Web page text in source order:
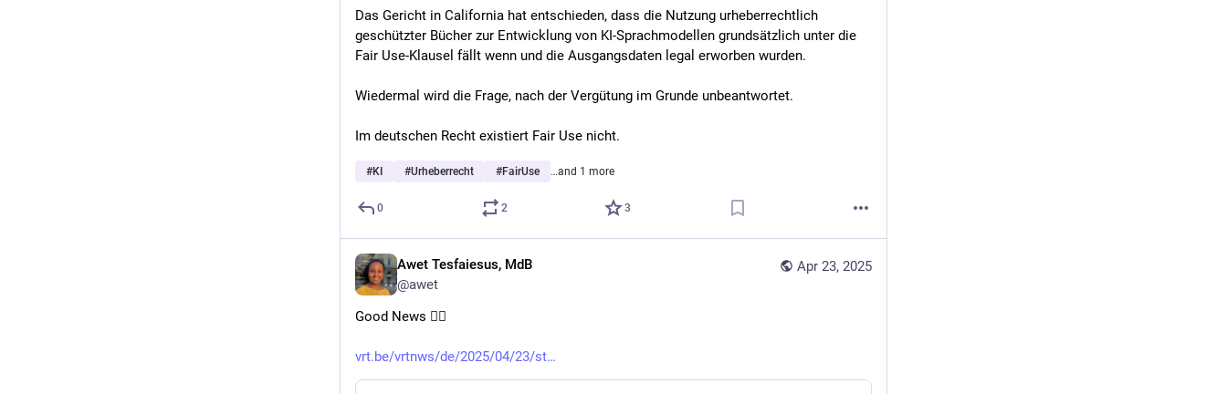
Das Gericht in California hat entschieden, dass die Nutzung urheberrechtlich
geschützter Bücher zur Entwicklung von KI-Sprachmodellen grundsätzlich unter die
Fair Use-Klausel fällt wenn und die Ausgangsdaten legal erworben wurden.
Wiedermal wird die Frage, nach der Vergütung im Grunde unbeantwortet.
Im deutschen Recht existiert Fair Use nicht.
#KI #Urheberrecht #FairUse …and 1 more
0 2 3
Apr 23, 2025
Awet Tesfaiesus, MdB
@awet
Good News 👇🏾
vrt.be/vrtnws/de/2025/04/23/st